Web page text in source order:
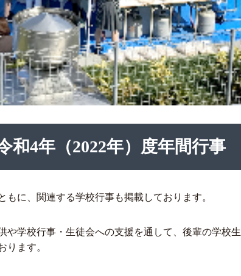
和4年（2022年）度年間行事
に、関連する学校行事も掲載しております。
や学校行事・生徒会への支援を通して、後輩の学校生
ります。